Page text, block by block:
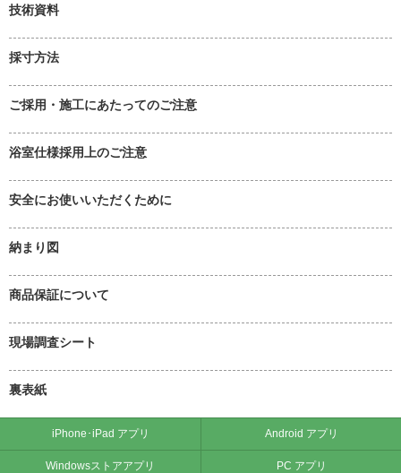
技術資料
採寸方法
ご採用・施工にあたってのご注意
浴室仕様採用上のご注意
安全にお使いいただくために
納まり図
商品保証について
現場調査シート
裏表紙
iPhone･iPad アプリ Android アプリ
Windowsストアアプリ PC アプリ